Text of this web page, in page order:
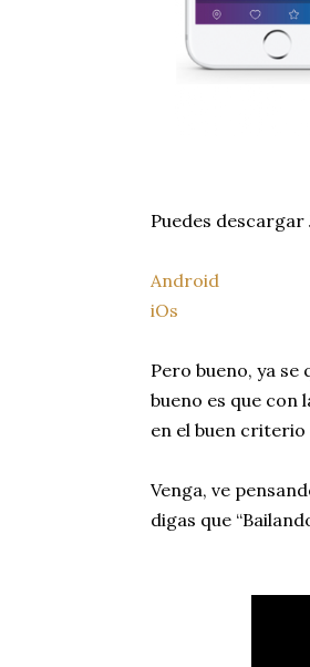
Puedes
Android
iOs
Pero bueno, ya
bueno es que con
en el buen criterio
Venga, ve
digas que